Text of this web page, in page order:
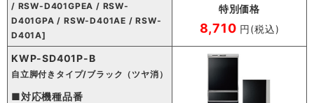
/ RSW-D401GPEA / RSW-
D401GPA / RSW-D401AE / RSW-
D401A]
特別価格
8,710 円(税込)
KWP-SD401P-B
自立脚付きタイプ/ブラック（ツヤ消）
■対応機種品番